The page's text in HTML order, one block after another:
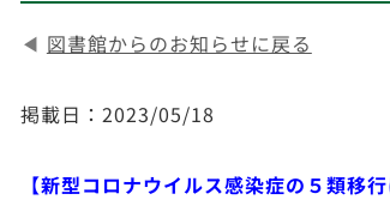
◀ 図書館からのお知らせに戻る
掲載日：2023/05/18
【新型コロナウイルス感染症の５類移